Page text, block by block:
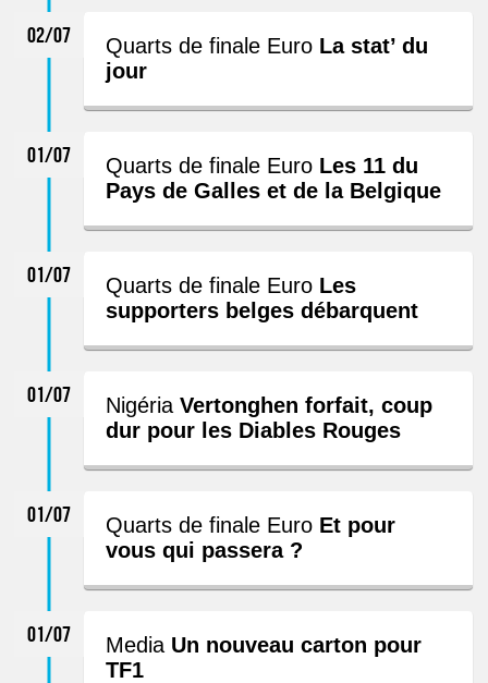
02/07 Quarts de finale Euro La stat’ du
jour
01/07 Quarts de finale Euro Les 11 du
Pays de Galles et de la Belgique
01/07 Quarts de finale Euro Les
supporters belges débarquent
01/07 Nigéria Vertonghen forfait, coup
dur pour les Diables Rouges
01/07 Quarts de finale Euro Et pour
vous qui passera ?
01/07 Media Un nouveau carton pour
TF1